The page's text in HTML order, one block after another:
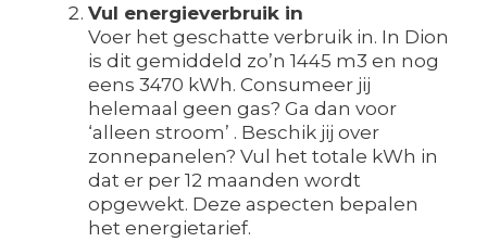
Vul energieverbruik in
Voer het geschatte verbruik in. In Dion
is dit gemiddeld zo’n 1445 m3 en nog
eens 3470 kWh. Consumeer jij
helemaal geen gas? Ga dan voor
‘alleen stroom’ . Beschik jij over
zonnepanelen? Vul het totale kWh in
dat er per 12 maanden wordt
opgewekt. Deze aspecten bepalen
het energietarief.